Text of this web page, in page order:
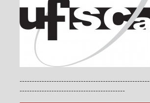
-------------------------------------------